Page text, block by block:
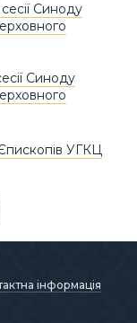
Синоду
Синоду
УГКЦ
інформація